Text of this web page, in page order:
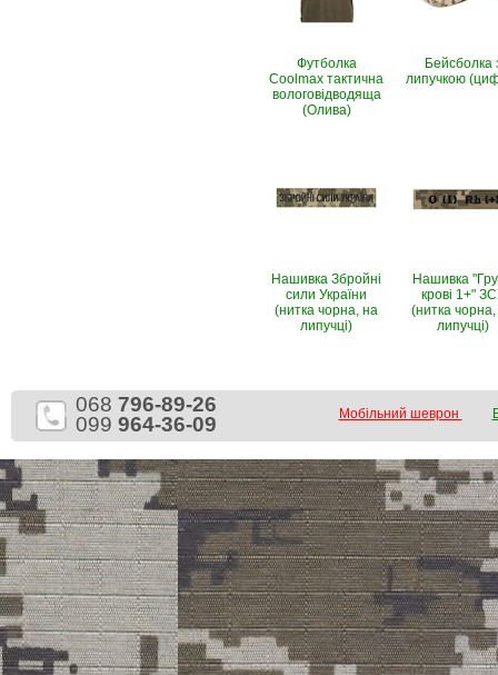
Футболка
Coolmax тактична
вологовiдводяща
(Олива)
Бейсболка
липучкою
Нашивка Збройні
сили України
(нитка чорна, на
липучці)
Нашивка
крові 1+"
(нитка
липучці)
068 796-89-26
099 964-36-09 Мобільний шеврон